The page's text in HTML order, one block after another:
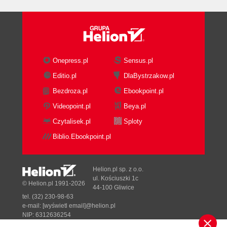
Wykonujemy rysunek (81)
4.6. Przygotowanie dokumentu do druku.
Drukujemy swoje prace (85)
pliku, modyfikacja, zaznaczanie, kopiowanie,
wklejanie (87)
4.8. Rysujemy i malujemy na ekranie. Drukujemy
swoje prace (89)
utrwalające (92)
4.10. Rysujemy i malujemy na ekranie - ćwiczenia
rozszerzające (93)
4.11. Wstawianie tekstu do rysunku, drukowanie
4.12. Kopia ekranu - wykorzystanie funkcji Print
Screen (97)
Onepress.pl
Sensus.pl
Editio.pl
DlaBystrzakow.pl
Bezdroza.pl
Ebookpoint.pl
Videopoint.pl
Beya.pl
Czytalisek.pl
Sploty
Biblio.Ebookpoint.pl
© Helion.pl 1991-2026
Helion.pl sp. z o.o.
ul. Kościuszki 1c
44-100 Gliwice
tel. (32) 230-98-63
e-mail: [wyświetl email]@helion.pl
NIP: 6312636254